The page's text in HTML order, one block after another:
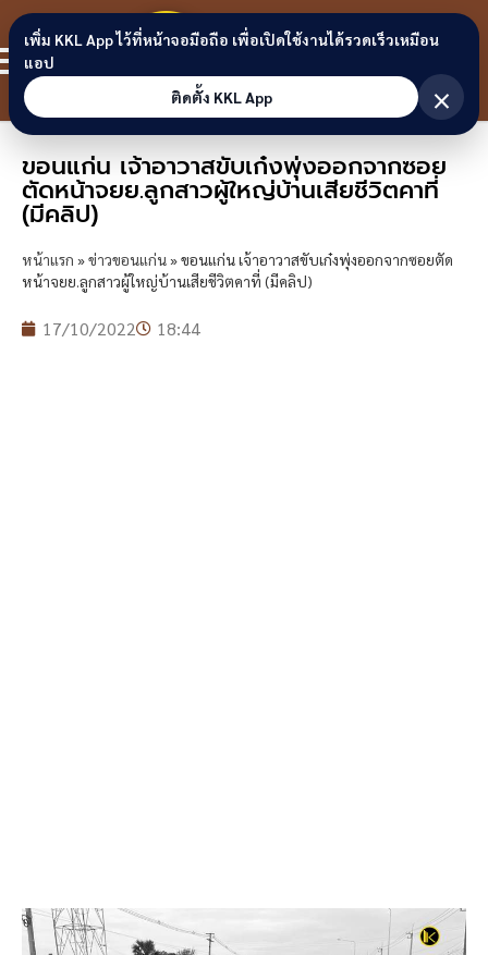
Skip to content
ขอนแก่น
ลิงก์
ขอนแก่น เจ้าอาวาสขับเก๋งพุ่งออกจากซอย
ตัดหน้าจยย.ลูกสาวผู้ใหญ่บ้านเสียชีวิตคาที่
(มีคลิป)
หน้าแรก »ข่าวขอนแก่น»ขอนแก่น เจ้าอาวาสขับเก๋งพุ่งออกจากซอยตัด
หน้าจยย.ลูกสาวผู้ใหญ่บ้านเสียชีวิตคาที่ (มีคลิป)
17/10/2022 18:44
เพิ่ม KKL App ไว้ที่หน้าจอมือถือ เพื่อเปิดใช้งานได้รวดเร็วเหมือน
แอป
ติดตั้ง KKL App
×